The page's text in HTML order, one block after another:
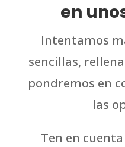
en
Intentamos
sencillas,
pondremos en
las
Ten en